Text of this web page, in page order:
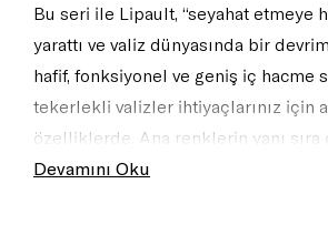
Bu seri ile Lipault, “seyahat etmeye
yarattı ve valiz dünyasında bir
hafif, fonksiyonel ve geniş iç hacme
tekerlekli valizler ihtiyaçlarınız için
özelliklerde. Ana renklerin yanı sıra
sezon renkleriyle de tasarlanan
Devamını Oku